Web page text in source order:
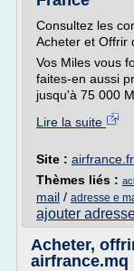
Consultez les
Acheter et Offrir
Vos Miles vous
faites-en aussi
jusqu'à 75 000
Lire la suite
Site : airfrance.fr
Thèmes liés :
mail / adresse e
ajouter
Acheter,
airfrance.mq